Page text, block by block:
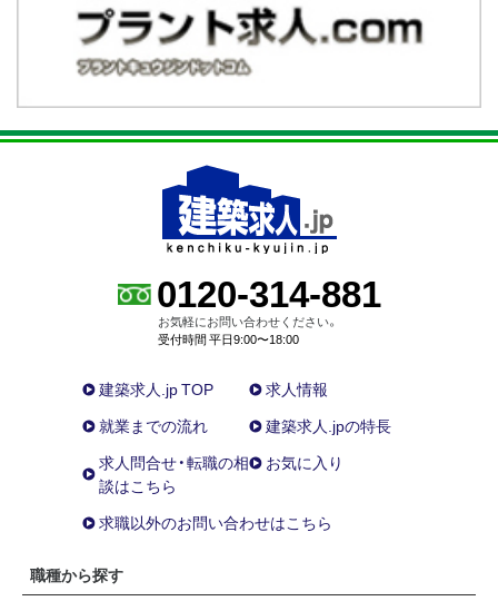
0120-314-881
お気軽にお問い合わせください。
受付時間 平日9:00〜18:00
建築求人.jp TOP
求人情報
就業までの流れ
建築求人.jpの特長
求人問合せ・転職の相
談はこちら
お気に入り
求職以外のお問い合わせはこちら
職種から探す